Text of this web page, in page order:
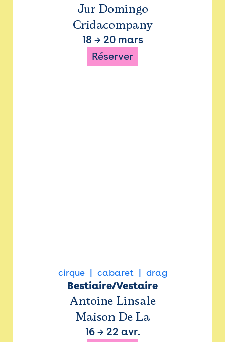
Jur Domingo
Cridacompany
18 → 20 mars
Réserver
cirque cabaret drag
Bestiaire/Vestaire
Antoine Linsale
Maison De La
16→ 22 avr.